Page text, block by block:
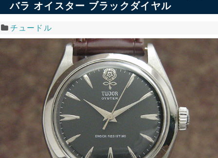
バラ オイスター ブラックダイヤル
チュードル